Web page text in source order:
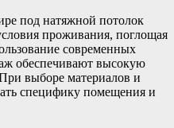
под натяжной потолок
проживания, поглощая
современных
обеспечивают высокую
выборе материалов и
специфику помещения и